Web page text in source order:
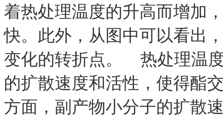
着热处理温度的升高而增加
快。此外，从图中可以看出
变化的转折点。 热处理温
的扩散速度和活性，使得酯
方面，副产物小分子的扩散